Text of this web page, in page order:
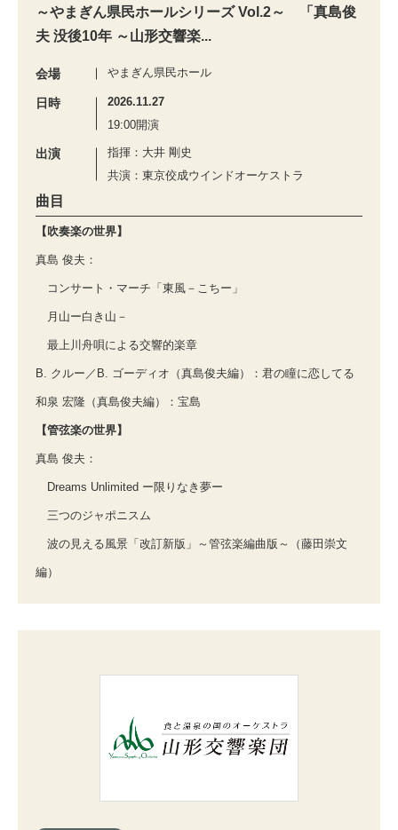
～やまぎん県民ホールシリーズ Vol.2～ 「真島俊
夫 没後10年 ～山形交響楽...
会場 やまぎん県民ホール
日時
2026.11.27
19:00開演
出演
指揮：大井 剛史
共演：東京佼成ウインドオーケストラ
曲目
【吹奏楽の世界】
真島 俊夫：
コンサート・マーチ「東風－こちー」
月山ー白き山－
最上川舟唄による交響的楽章
B. クルー／B. ゴーディオ（真島俊夫編）：君の瞳に恋してる
和泉 宏隆（真島俊夫編）：宝島
【管弦楽の世界】
真島 俊夫：
Dreams Unlimited ー限りなき夢ー
三つのジャポニスム
波の見える風景「改訂新版」～管弦楽編曲版～（藤田崇文
編）